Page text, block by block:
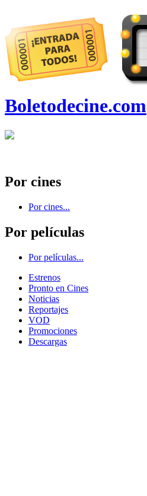
Boletodecine.com
Por cines
Por cines...
Por películas
Por películas...
Estrenos
Pronto en Cines
Noticias
Reportajes
VOD
Promociones
Descargas